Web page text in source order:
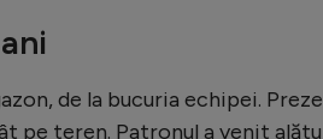
de la bucuria echipei.
pe teren. Patronul a venit